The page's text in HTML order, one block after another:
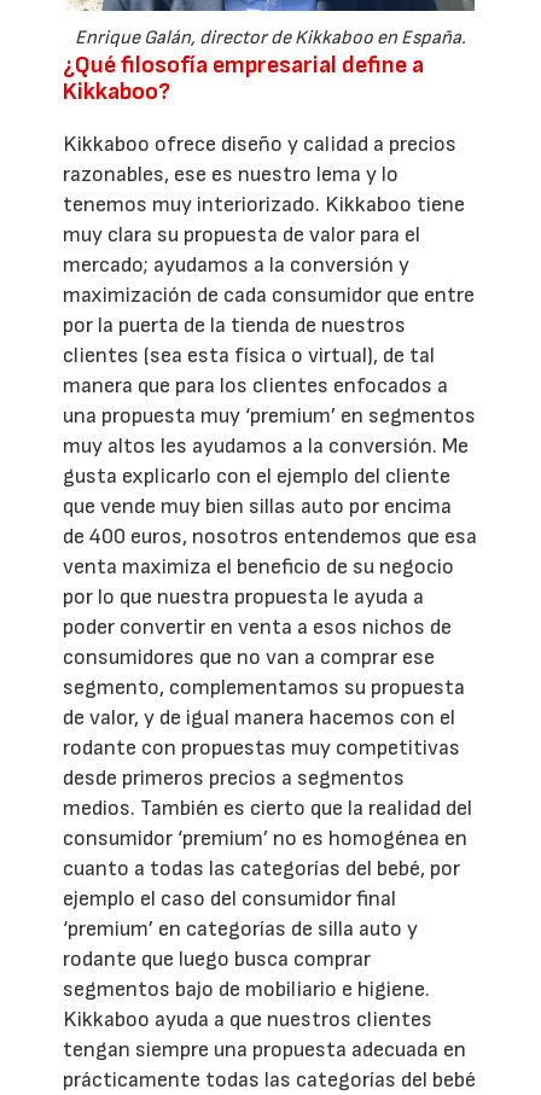
Enrique Galán, director de Kikkaboo en España.
¿Qué filosofía empresarial define a
Kikkaboo?
Kikkaboo ofrece diseño y calidad a precios
razonables, ese es nuestro lema y lo
tenemos muy interiorizado. Kikkaboo tiene
muy clara su propuesta de valor para el
mercado; ayudamos a la conversión y
maximización de cada consumidor que entre
por la puerta de la tienda de nuestros
clientes (sea esta física o virtual), de tal
manera que para los clientes enfocados a
una propuesta muy ‘premium’ en segmentos
muy altos les ayudamos a la conversión. Me
gusta explicarlo con el ejemplo del cliente
que vende muy bien sillas auto por encima
de 400 euros, nosotros entendemos que esa
venta maximiza el beneficio de su negocio
por lo que nuestra propuesta le ayuda a
poder convertir en venta a esos nichos de
consumidores que no van a comprar ese
segmento, complementamos su propuesta
de valor, y de igual manera hacemos con el
rodante con propuestas muy competitivas
desde primeros precios a segmentos
medios. También es cierto que la realidad del
consumidor ‘premium’ no es homogénea en
cuanto a todas las categorías del bebé, por
ejemplo el caso del consumidor final
‘premium’ en categorías de silla auto y
rodante que luego busca comprar
segmentos bajo de mobiliario e higiene.
Kikkaboo ayuda a que nuestros clientes
tengan siempre una propuesta adecuada en
prácticamente todas las categorías del bebé